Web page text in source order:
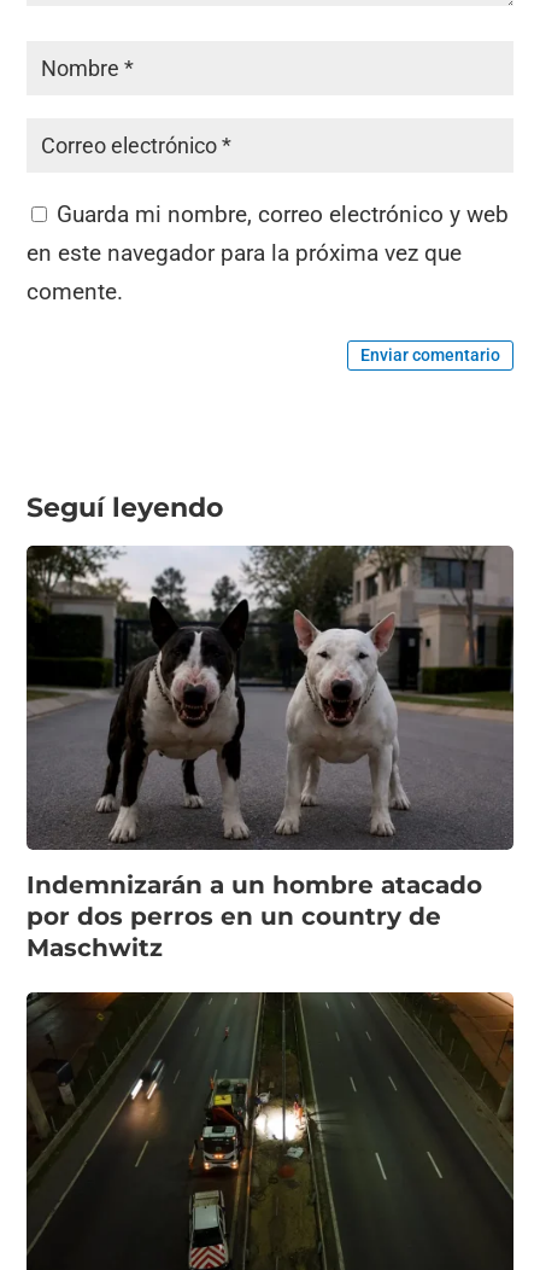
Guarda mi nombre, correo electrónico y web
en este navegador para la próxima vez que
comente.
Enviar comentario
Seguí leyendo
Indemnizarán a un hombre atacado
por dos perros en un country de
Maschwitz